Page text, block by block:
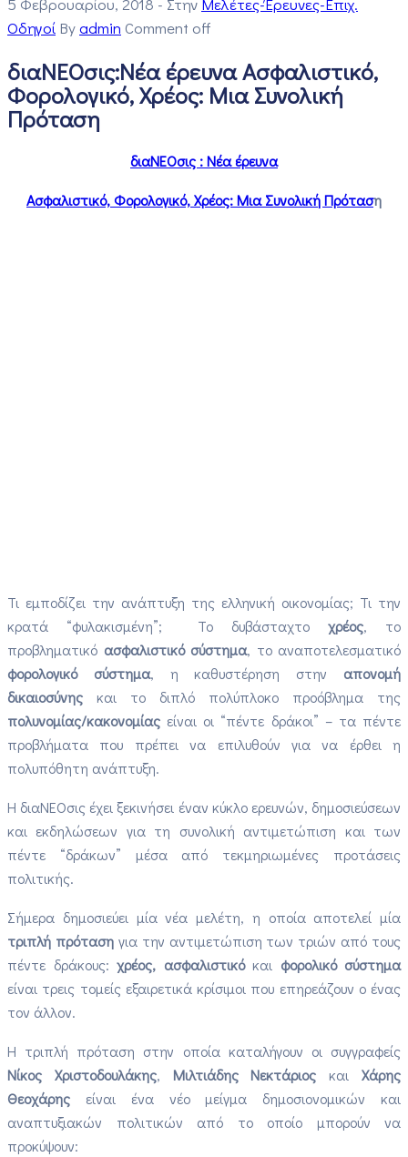
Οδηγοί Byadmin Comment off
διαΝΕΟσις:Νέα έρευνα Ασφαλιστικό,
Φορολογικό, Χρέος: Μια Συνολική
Πρόταση
διαΝΕΟσις : Νέα έρευνα
Ασφαλιστικό, Φορολογικό, Χρέος: Μια Συνολική Πρόταση
Τι εμποδίζει την ανάπτυξη της ελληνική οικονομίας; Τι την
κρατά “φυλακισμένη”; Το δυβάσταχτοχρέος, το
προβληματικό ασφαλιστικό σύστημα, το αναποτελεσματικό
φορολογικό σύστημα, η καθυστέρηση στην απονομή
δικαιοσύνης και το διπλό πολύπλοκο προόβλημα της
πολυνομίας/κακονομίας είναι οι “πέντε δράκοι” – τα πέντε
προβλήματα που πρέπει να επιλυθούν για να έρθει η
πολυπόθητη ανάπτυξη.
Η διαΝΕΟσις έχει ξεκινήσει έναν κύκλο ερευνών, δημοσιεύσεων
και εκδηλώσεων για τη συνολική αντιμετώπιση και των
πέντε “δράκων” μέσα από τεκμηριωμένες προτάσεις
πολιτικής.
Σήμερα δημοσιεύει μία νέα μελέτη, η οποία αποτελεί μία
τριπλή πρότασηγια την αντιμετώπιση των τριών από τους
πέντε δράκους: χρέος, ασφαλιστικόκαι φορολικό σύστημα
είναι τρεις τομείς εξαιρετικά κρίσιμοι που επηρεάζουν ο ένας
τον άλλον.
Η τριπλή πρόταση στην οποία καταλήγουν οι συγγραφείς
Νίκος Χριστοδουλάκης, Μιλτιάδης Νεκτάριος καιΧάρης
Θεοχάρης είναι ένα νέο μείγμα δημοσιονομικών και
αναπτυξιακών πολιτικών από το οποίο μπορούν να
προκύψουν: